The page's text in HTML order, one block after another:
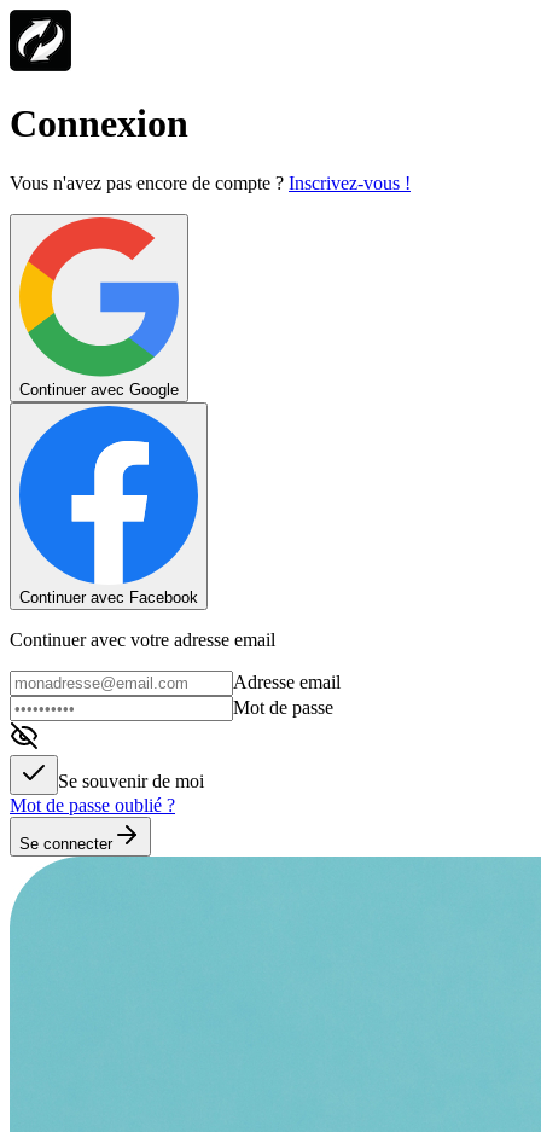
Connexion
Vous n'avez pas encore de compte ? Inscrivez-vous !
Continuer avec Google
Continuer avec Facebook
Continuer avec votre adresse email
Adresse email
Mot de passe
Se souvenir de moi
Mot de passe oublié ?
Se connecter